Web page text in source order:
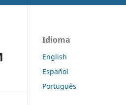
Idioma
English
Español
Português